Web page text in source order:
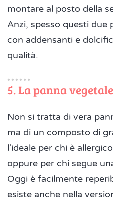
montare al posto della
Anzi, spesso questi
con addensanti e
qualità.
5. La panna vegetale
Non si tratta di vera
ma di un composto di
l'ideale per chi è
oppure per chi segue
Oggi è facilmente
esiste anche nella